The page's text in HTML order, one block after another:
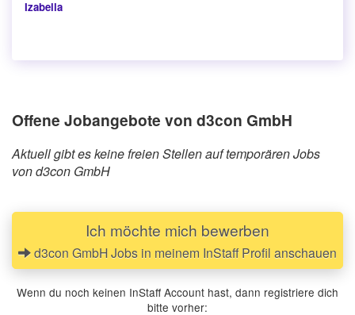
Izabella
Offene Jobangebote von d3con GmbH
Aktuell gibt es keine freien Stellen auf temporären Jobs
von d3con GmbH
Ich möchte mich bewerben
d3con GmbH Jobs in meinem InStaff Profil anschauen
Wenn du noch keinen InStaff Account hast, dann registriere dich
bitte vorher: